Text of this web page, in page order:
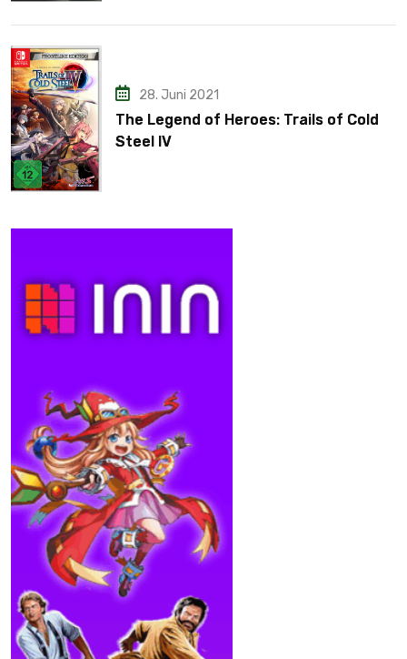
28. Juni 2021
The Legend of Heroes: Trails of Cold
Steel IV